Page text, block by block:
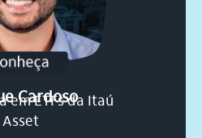
Cardoso
em ETFs da Itaú
Asset